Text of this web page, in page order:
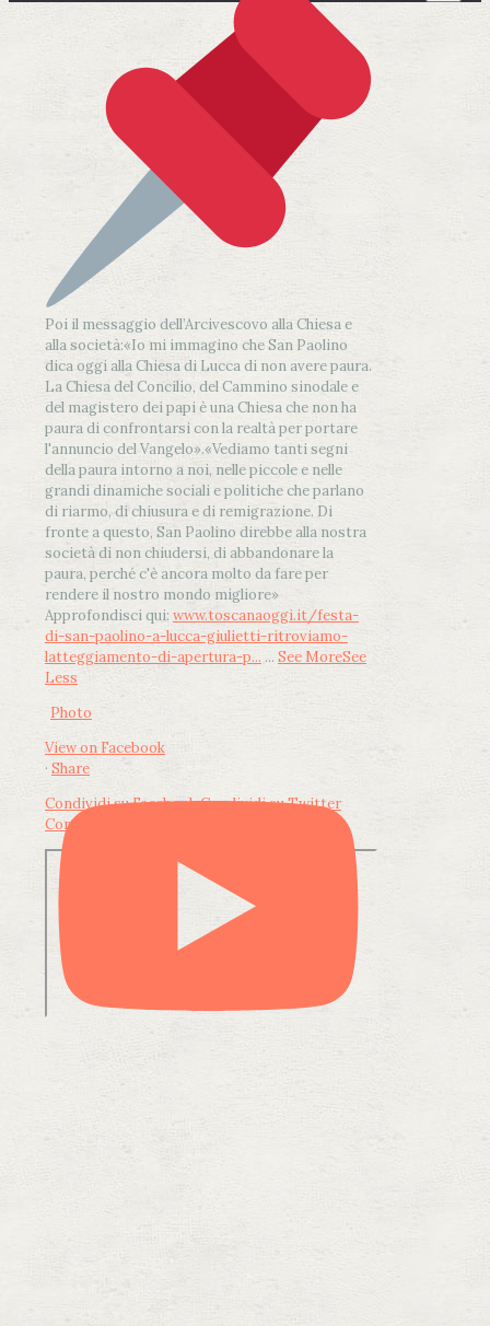
Poi il messaggio dell’Arcivescovo alla Chiesa e
alla società:«Io mi immagino che San Paolino
dica oggi alla Chiesa di Lucca di non avere paura.
La Chiesa del Concilio, del Cammino sinodale e
del magistero dei papi è una Chiesa che non ha
paura di confrontarsi con la realtà per portare
l'annuncio del Vangelo».«Vediamo tanti segni
della paura intorno a noi, nelle piccole e nelle
grandi dinamiche sociali e politiche che parlano
di riarmo, di chiusura e di remigrazione. Di
fronte a questo, San Paolino direbbe alla nostra
società di non chiudersi, di abbandonare la
paura, perché c'è ancora molto da fare per
rendere il nostro mondo migliore»
Approfondisci qui: www.toscanaoggi.it/festa-
di-san-paolino-a-lucca-giulietti-ritroviamo-
latteggiamento-di-apertura-p... ... See MoreSee
Less
Photo
View on Facebook
· Share
Condividi su FacebookCondividi su Twitter
Condividi su LinkedIn